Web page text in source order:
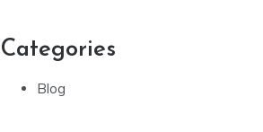
Categories
Blog